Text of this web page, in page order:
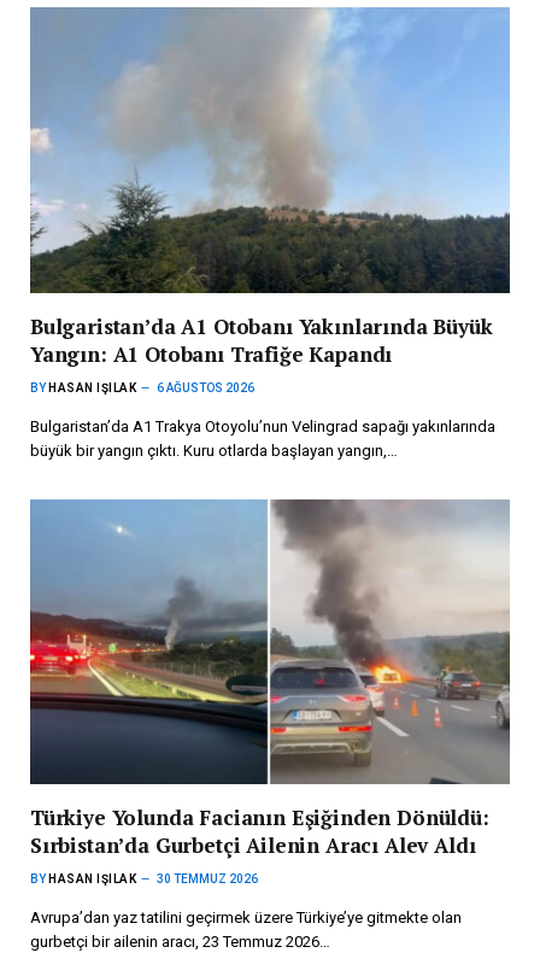
Bulgaristan’da A1 Otobanı Yakınlarında Büyük
Yangın: A1 Otobanı Trafiğe Kapandı
BY HASAN IŞILAK 6 AĞUSTOS 2026
Bulgaristan’da A1 Trakya Otoyolu’nun Velingrad sapağı yakınlarında
büyük bir yangın çıktı. Kuru otlarda başlayan yangın,…
Türkiye Yolunda Facianın Eşiğinden Dönüldü:
Sırbistan’da Gurbetçi Ailenin Aracı Alev Aldı
BY HASAN IŞILAK 30 TEMMUZ 2026
Avrupa’dan yaz tatilini geçirmek üzere Türkiye’ye gitmekte olan
gurbetçi bir ailenin aracı, 23 Temmuz 2026…